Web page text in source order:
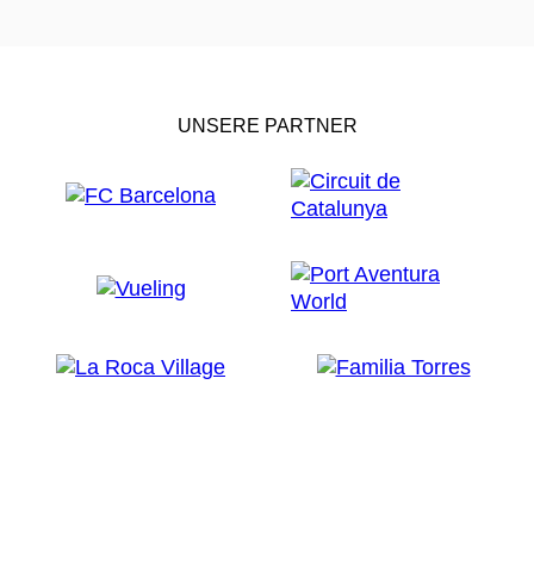
UNSERE PARTNER